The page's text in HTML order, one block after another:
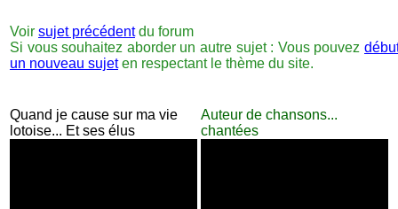
Voir sujet précédentdu forum
Si vous souhaitez aborder un autre sujet : Vous pouvez
un nouveau sujeten respectant le thème du site.
Quand je cause sur ma vie
lotoise... Et ses élus
Auteur de chansons...
chantées